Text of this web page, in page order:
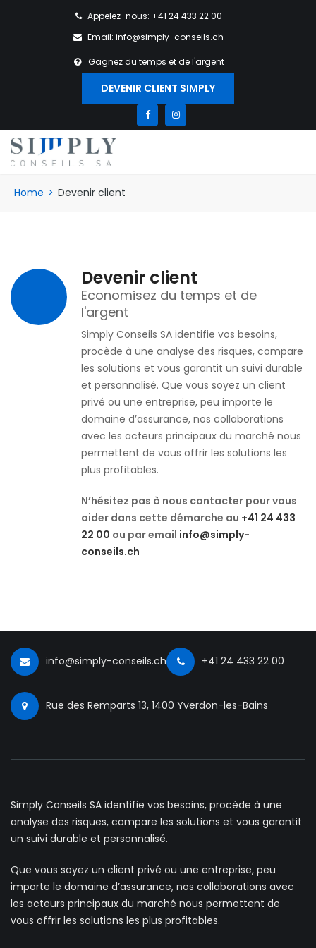
Appelez-nous: +41 24 433 22 00
Email: info@simply-conseils.ch
Gagnez du temps et de l'argent
DEVENIR CLIENT SIMPLY
Home > Devenir client
Devenir client
Economisez du temps et de
l'argent
Simply Conseils SA identifie vos besoins,
procède à une analyse des risques, compare
les solutions et vous garantit un suivi durable
et personnalisé. Que vous soyez un client
privé ou une entreprise, peu importe le
domaine d’assurance, nos collaborations
avec les acteurs principaux du marché nous
permettent de vous offrir les solutions les
plus profitables.
N’hésitez pas à nous contacter pour vous
aider dans cette démarche au +41 24 433
22 00 ou par email info@simply-
conseils.ch
info@simply-conseils.ch +41 24 433 22 00
Rue des Remparts 13, 1400 Yverdon-les-Bains
Simply Conseils SA identifie vos besoins, procède à une
analyse des risques, compare les solutions et vous garantit
un suivi durable et personnalisé.
Que vous soyez un client privé ou une entreprise, peu
importe le domaine d’assurance, nos collaborations avec
les acteurs principaux du marché nous permettent de
vous offrir les solutions les plus profitables.